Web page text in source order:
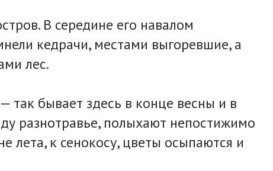
В середине его навалом
кедрачи, местами выгоревшие, а
лес.
так бывает здесь в конце весны и в
разнотравье, полыхают непостижимо
лета, к сенокосу, цветы осыпаются и